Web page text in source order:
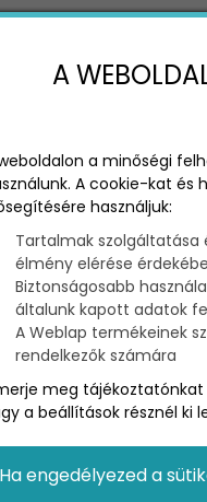
MARKETING
média
-
már ez, hogy
nem írjátok le
online
A
a minőségi
A cookie-kat és
használjuk:
Tartalmak szolgáltatása
élmény elérése
Biztonságosabb
általunk kapott adatok
A Weblap termékeinek
rendelkezők számára
meg
a beállítások résznél ki
Ha engedélyezed a